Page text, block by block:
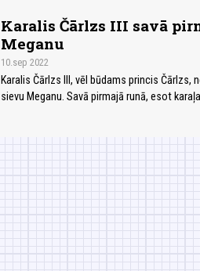
Karalis Čārlzs III savā
Meganu
10.sep 2022
Karalis Čārlzs III, vēl būdams princis Čārlzs,
sievu Meganu. Savā pirmajā runā, esot